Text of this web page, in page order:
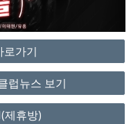
로가기
럽뉴스 보기
제휴방)